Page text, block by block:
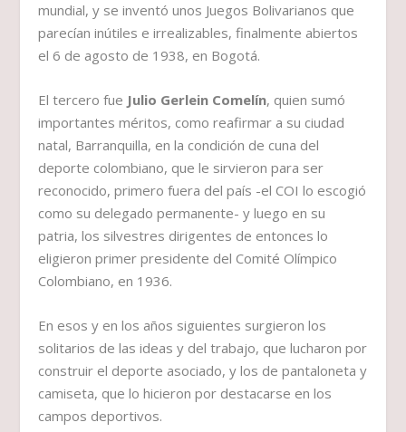
mundial, y se inventó unos Juegos Bolivarianos que
parecían inútiles e irrealizables, finalmente abiertos
el 6 de agosto de 1938, en Bogotá.
El tercero fue Julio Gerlein Comelín, quien sumó
importantes méritos, como reafirmar a su ciudad
natal, Barranquilla, en la condición de cuna del
deporte colombiano, que le sirvieron para ser
reconocido, primero fuera del país -el COI lo escogió
como su delegado permanente- y luego en su
patria, los silvestres dirigentes de entonces lo
eligieron primer presidente del Comité Olímpico
Colombiano, en 1936.
En esos y en los años siguientes surgieron los
solitarios de las ideas y del trabajo, que lucharon por
construir el deporte asociado, y los de pantaloneta y
camiseta, que lo hicieron por destacarse en los
campos deportivos.